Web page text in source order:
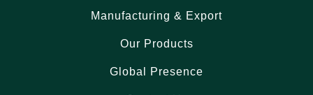
Manufacturing & Export
Our Products
Global Presence